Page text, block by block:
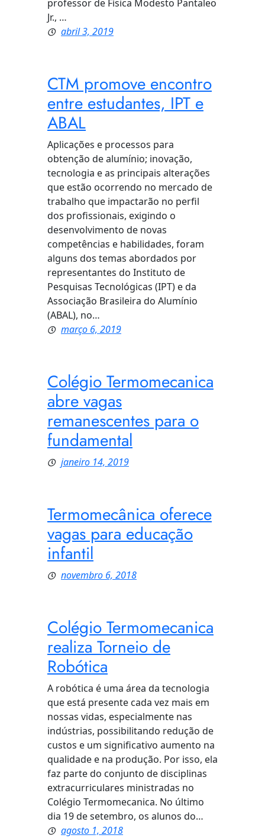
professor de Física Modesto Pantaleo
Jr., …
abril 3, 2019
CTM promove encontro
entre estudantes, IPT e
ABAL
Aplicações e processos para
obtenção de alumínio; inovação,
tecnologia e as principais alterações
que estão ocorrendo no mercado de
trabalho que impactarão no perfil
dos profissionais, exigindo o
desenvolvimento de novas
competências e habilidades, foram
alguns dos temas abordados por
representantes do Instituto de
Pesquisas Tecnológicas (IPT) e da
Associação Brasileira do Alumínio
(ABAL), no…
março 6, 2019
Colégio Termomecanica
abre vagas
remanescentes para o
fundamental
janeiro 14, 2019
Termomecânica oferece
vagas para educação
infantil
novembro 6, 2018
Colégio Termomecanica
realiza Torneio de
Robótica
A robótica é uma área da tecnologia
que está presente cada vez mais em
nossas vidas, especialmente nas
indústrias, possibilitando redução de
custos e um significativo aumento na
qualidade e na produção. Por isso, ela
faz parte do conjunto de disciplinas
extracurriculares ministradas no
Colégio Termomecanica. No último
dia 19 de setembro, os alunos do…
agosto 1, 2018